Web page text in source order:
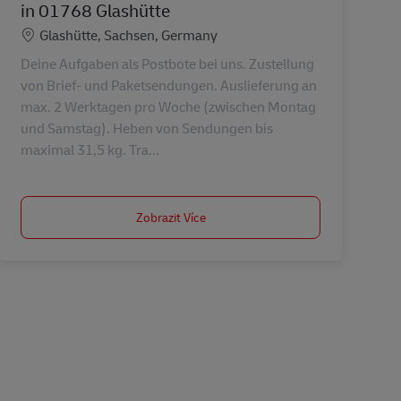
in 01768 Glashütte
Location
Glashütte, Sachsen, Germany
Deine Aufgaben als Postbote bei uns. Zustellung
von Brief- und Paketsendungen. Auslieferung an
max. 2 Werktagen pro Woche (zwischen Montag
und Samstag). Heben von Sendungen bis
maximal 31,5 kg. Tra...
Zobrazit Více